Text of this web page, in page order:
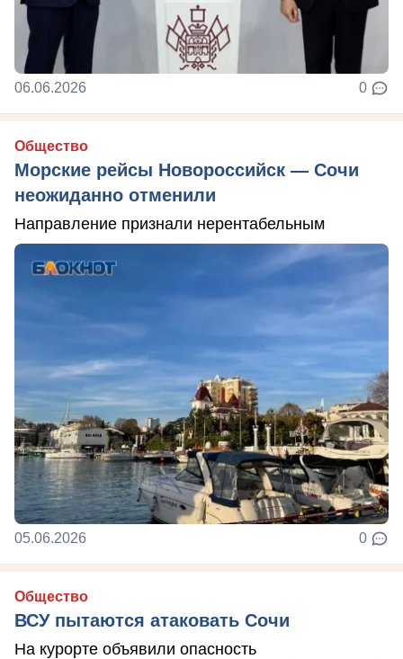
06.06.2026 0
Общество
Морские рейсы Новороссийск — Сочи
неожиданно отменили
Направление признали нерентабельным
05.06.2026 0
Общество
ВСУ пытаются атаковать Сочи
На курорте объявили опасность